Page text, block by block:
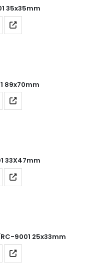
35x35mm
89x70mm
33X47mm
9001 25x33mm